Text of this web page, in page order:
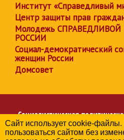
Институт «Справедливый
Центр защиты прав
Молодежь СПРАВЕДЛИВОЙ
РОССИИ
Социал-демократический
женщин России
Домсовет
Социалистическая
РОССИЯ
Региональное отделение
Сайт использует cookie-
пользоваться сайтом без